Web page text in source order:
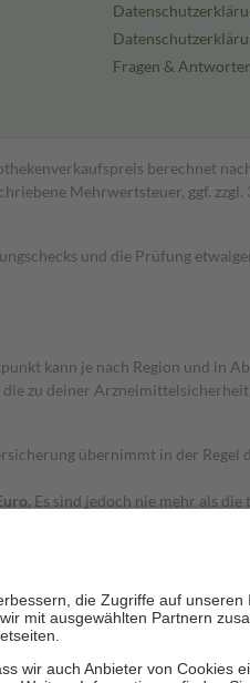
Fragen &
berechnet
Mehrwertsteuer, ggf. zzgl.
und die Prüfung
kann je nach Region und in
zu deiner
übernimmt in der Regel
Es sind jedoch nie mehr als
Zuzahlungen an bei: